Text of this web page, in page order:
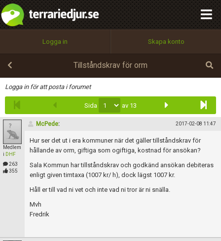
Logga in Skapa konto
Tillståndskrav för orm
Logga in för att posta i forumet
Sida av 13
Medlem
i DHF
263
355
McPede: 2017-02-08 11:47
Hur ser det ut i era kommuner när det gäller tillståndskrav för
hållande av orm, giftiga som ogiftiga, kostnad för ansökan?
Sala Kommun har tillståndskrav och godkänd ansökan debiteras
enligt given timtaxa (1007 kr/ h), dock lägst 1007 kr.
Håll er till vad ni vet och inte vad ni tror är ni snälla.
Mvh
Fredrik
Infoga
Utför
100%
OK
integritetspolicy
Namn:
Epost:
Användarnamn:
Lösenord:
Privacy Policy
Begär nytt lösenord
Tillbaka till förstasidan